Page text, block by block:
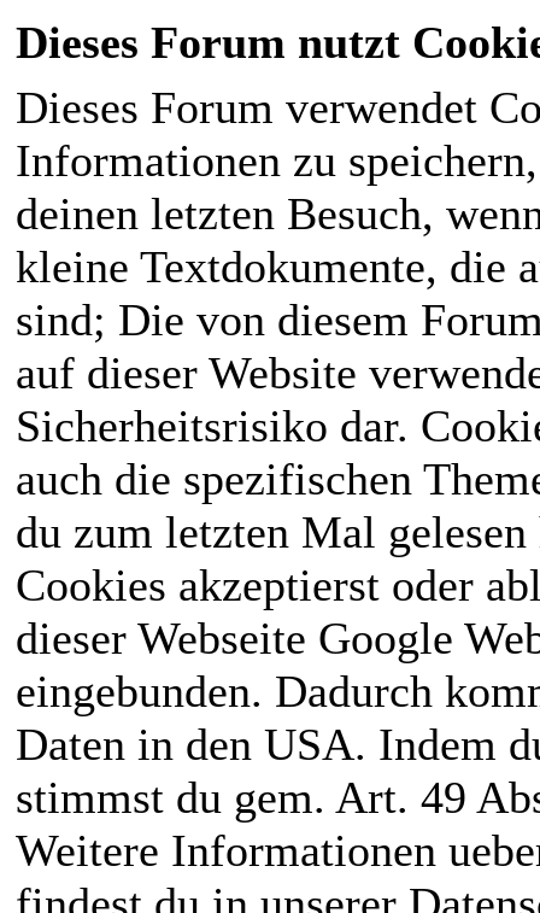
Dieses Forum nutzt
Dieses Forum verwendet
Informationen zu
deinen letzten Besuch,
kleine Textdokumente, die
sind; Die von diesem
auf dieser Website
Sicherheitsrisiko dar.
auch die spezifischen
du zum letzten Mal
Cookies akzeptierst oder
dieser Webseite Google
eingebunden. Dadurch
Daten in den USA. Indem
stimmst du gem. Art. 49
Weitere Informationen